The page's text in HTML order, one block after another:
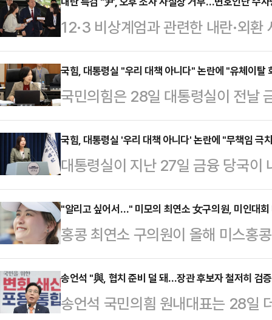
12·3 비상계엄과 관련한 내란·외
28일 윤석열 전 대통령이 오후 조
수사 방해가 선을 넘는 행위라고
핑에서 "윤 전 대통령이 현재 대기
은 상황"이라며 "출석을 거부하는
10시 14분부터 낮 12시 44분까지
조사를 재개하려 했지만 변호인단
거부하고 있는 …
국힘, 대통령실 "우리 대책 아니다" 논란에 "유체이탈
국민의힘은 28일 대통령실이 전날
에 대해 '대통령실 대책이 아니다'
현안에 대해 '긴밀히 소통하고 있다
탈 화법"이라고 비판했다.최수진
정부가 수도권 주택담보대출을 최
출 규제대책에 대해 '대통령실 대책
최 원내대변인은 "강유정 대통령실
회에서 나온 대책'…
국힘, 대통령실 '우리 대책 아니다' 논란에 "무책임 극
대통령실이 지난 27일 금융 당국이
"대통령실 대책이 아니다"라고 했
에 대해 긴밀히 소통하고 있다"고
대해 국민의힘 의원들 사이에서는
원 국민의힘 의원은 전날 페이스북
금융위 대책일 뿐 대통령실 입장 아
뺀다"며 "오리발 정권인가. 무책임
"알리고 싶어서…" 미모의 최연소 女구의원, 미인대회
홍콩 최연소 구의원이 올해 미스홍
"대회에 나가지 않겠다"고 밝혔다
스트(SCMP)에 따르면 홍콩 최연
TVB가 주최한 미스홍콩 선발대회
송언석 "與, 협치 준비 덜 돼…장관 후보자 철저히 검
송언석 국민의흼 원내대표는 28일